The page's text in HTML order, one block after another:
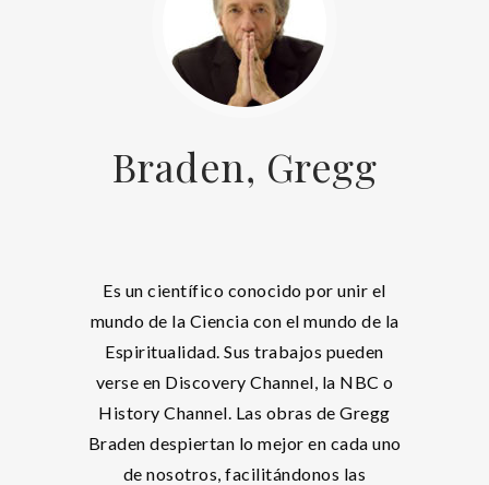
Braden, Gregg
Es un científico conocido por unir el
mundo de la Ciencia con el mundo de la
Espiritualidad. Sus trabajos pueden
verse en Discovery Channel, la NBC o
History Channel. Las obras de Gregg
Braden despiertan lo mejor en cada uno
de nosotros, facilitándonos las